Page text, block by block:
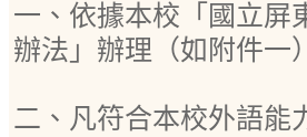
一、依據本校「國立屏
辦法」辦理（如附件一
二、凡符合本校外語能